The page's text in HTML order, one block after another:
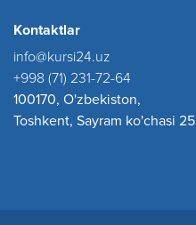
Kontaktlar
info@kursi24.uz
+998 (71) 231-72-64
100170, O'zbekiston,
Toshkent, Sayram ko'chasi 25